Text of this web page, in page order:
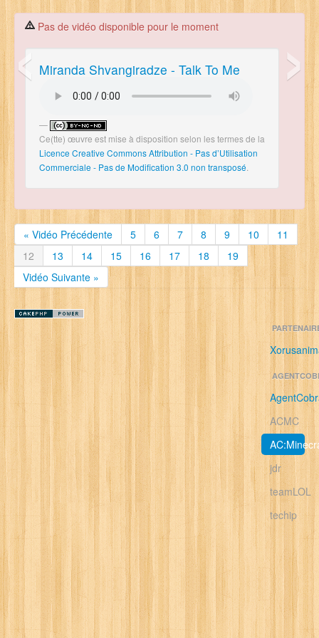
Contact
Se Connecter
‹ ›
Pas de vidéo disponible pour le moment
Miranda Shvangiradze - Talk To Me
Ce(tte) œuvre est mise à disposition selon les termes de la
Licence Creative Commons Attribution - Pas d’Utilisation
Commerciale - Pas de Modification 3.0 non transposé
« Vidéo Précédente 5 6 7 8 9 10
11
12
13 14 15 16 17 18
19
Vidéo Suivante »
ACMC
jdr
teamLOL
techip